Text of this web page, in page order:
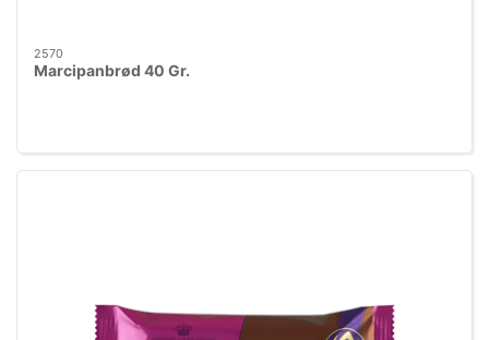
2570
Marcipanbrød 40 Gr.